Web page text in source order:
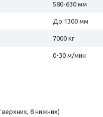
580-630 мм
До 1300 мм
7000 кг
0-30 м/мин
верхних, 8 нижних)